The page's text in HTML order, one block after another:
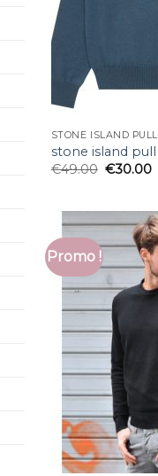
STONE ISLAND PULL
stone island pull
€49.00 €30.00
Promo !